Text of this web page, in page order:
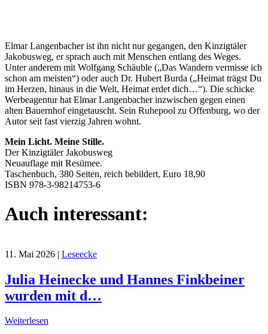
Elmar Langenbacher ist ihn nicht nur gegangen, den Kinzigtäler
Jakobusweg, er sprach auch mit Menschen entlang des Weges.
Unter anderem mit Wolfgang Schäuble („Das Wandern vermisse ich
schon am meisten“) oder auch Dr. Hubert Burda („Heimat trägst Du
im Herzen, hinaus in die Welt, Heimat erdet dich…“). Die schicke
Werbeagentur hat Elmar Langenbacher inzwischen gegen einen
alten Bauernhof eingetauscht. Sein Ruhepool zu Offenburg, wo der
Autor seit fast vierzig Jahren wohnt.
Mein Licht. Meine Stille.
Der Kinzigtäler Jakobusweg
Neuauflage mit Resümee.
Taschenbuch, 380 Seiten, reich bebildert, Euro 18,90
ISBN 978-3-98214753-6
Auch interessant:
11. Mai 2026 | Leseecke
Julia Heinecke und Hannes Finkbeiner
wurden mit d…
Weiterlesen